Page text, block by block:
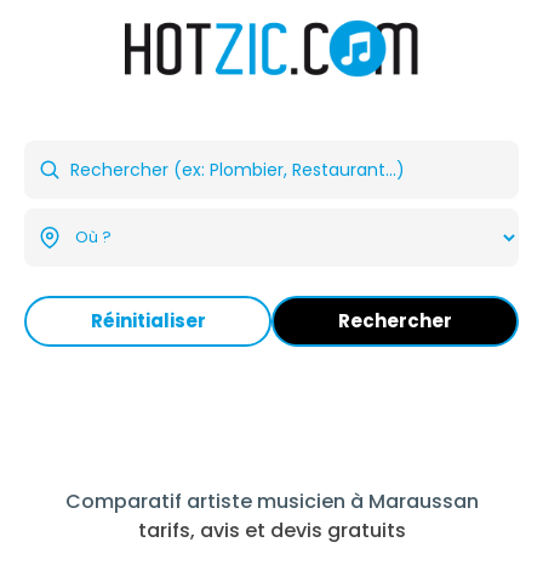
Réinitialiser Rechercher
Comparatif artiste musicien à Maraussan
tarifs, avis et devis gratuits